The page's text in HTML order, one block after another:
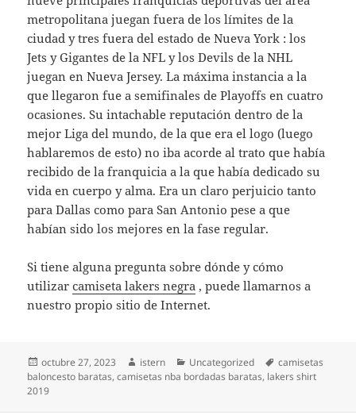
metropolitana juegan fuera de los límites de la
ciudad y tres fuera del estado de Nueva York : los
Jets y Gigantes de la NFL y los Devils de la NHL
juegan en Nueva Jersey. La máxima instancia a la
que llegaron fue a semifinales de Playoffs en cuatro
ocasiones. Su intachable reputación dentro de la
mejor Liga del mundo, de la que era el logo (luego
hablaremos de esto) no iba acorde al trato que había
recibido de la franquicia a la que había dedicado su
vida en cuerpo y alma. Era un claro perjuicio tanto
para Dallas como para San Antonio pese a que
habían sido los mejores en la fase regular.
Si tiene alguna pregunta sobre dónde y cómo
utilizarcamiseta lakers negra , puede llamarnos a
nuestro propio sitio de Internet.
Publicado
el
octubre 27, 2023 Autor
istern Categorías
Uncategorized Etiquetas
camisetas
baloncesto baratas,camisetas nba bordadas baratas, lakers shirt
2019